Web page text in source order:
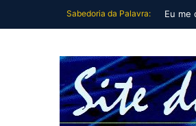
Sabedoria da Palavra: Tu és